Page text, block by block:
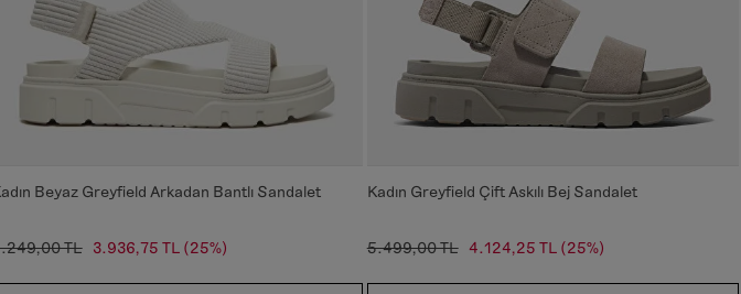
Beyaz Greyfield Arkadan Bantlı Sandalet
TL 3.936,75 TL (25%)
Kadın Greyfield Çift Askılı Bej Sandalet
5.499,00 TL 4.124,25 TL (25%)